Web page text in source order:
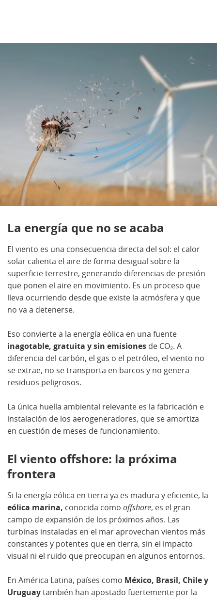
La energía que no se acaba
El viento es una consecuencia directa del sol: el calor
solar calienta el aire de forma desigual sobre la
superficie terrestre, generando diferencias de presión
que ponen el aire en movimiento. Es un proceso que
lleva ocurriendo desde que existe la atmósfera y que
no va a detenerse.
Eso convierte a la energía eólica en una fuente
inagotable, gratuita y sin emisiones de CO₂. A
diferencia del carbón, el gas o el petróleo, el viento no
se extrae, no se transporta en barcos y no genera
residuos peligrosos.
La única huella ambiental relevante es la fabricación e
instalación de los aerogeneradores, que se amortiza
en cuestión de meses de funcionamiento.
El viento offshore: la próxima
frontera
Si la energía eólica en tierra ya es madura y eficiente, la
eólica marina, conocida como offshore, es el gran
campo de expansión de los próximos años. Las
turbinas instaladas en el mar aprovechan vientos más
constantes y potentes que en tierra, sin el impacto
visual ni el ruido que preocupan en algunos entornos.
En América Latina, países como México, Brasil, Chile y
Uruguaytambién han apostado fuertemente por la